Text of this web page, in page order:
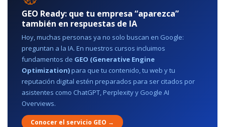
GEO Ready: que tu empresa “aparezca”
también en respuestas de IA
Hoy, muchas personas ya no solo buscan en Google:
preguntan a la IA. En nuestros cursos incluimos
fundamentos de GEO (Generative Engine
Optimization)para que tu contenido, tu web y tu
reputación digital estén preparados para ser citados por
asistentes como ChatGPT, Perplexity y Google AI
Overviews.
Conocer el servicio GEO →